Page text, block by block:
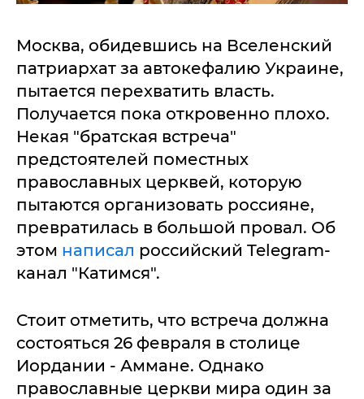
Москва, обидевшись на Вселенский
патриархат за автокефалию Украине,
пытается перехватить власть.
Получается пока откровенно плохо.
Некая "братская встреча"
предстоятелей поместных
православных церквей, которую
пытаются организовать россияне,
превратилась в большой провал. Об
этом написал российский Telegram-
канал "Катимся".
Стоит отметить, что встреча должна
состояться 26 февраля в столице
Иордании - Аммане. Однако
православные церкви мира один за